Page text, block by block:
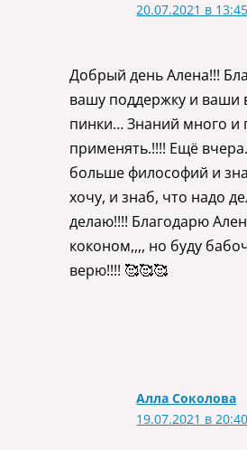
20.07.2021 в 13:45
Добрый день Алена!!!
вашу поддержку и
пинки… Знаний много и
применять.!!!! Ещё
больше философий и
хочу, и знаб, что надо
делаю!!!! Благодарю
коконом,,,, но буду
верю!!!! 🥰🥰🥰
Алла Соколова
19.07.2021 в 20:40